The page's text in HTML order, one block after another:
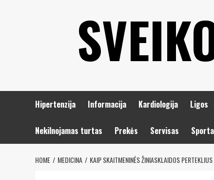
Hipertenzija Informacija Kardiologija Ligos
Nekilnojamas turtas Prekės Servisas
HOME MEDICINA KAIP SKAITMENINĖS ŽINIASKLAIDOS